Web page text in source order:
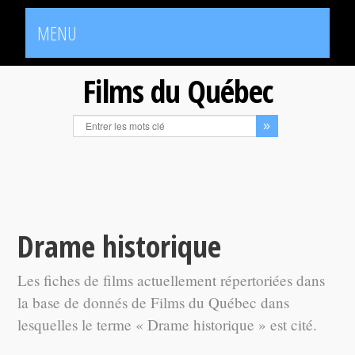
MENU
Films du Québec
Drame historique
Les fiches de films actuellement répertoriées dans
la base de donnés de Films du Québec dans
lesquelles le terme « Drame historique » est cité.